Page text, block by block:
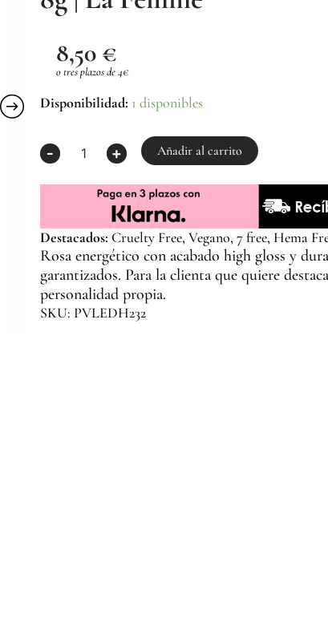
8,50 €
o tres plazos de 4€
Disponibilidad: 1 disponibles
-
Esmalte
H232
8g
cantidad
+ Añadir al carrito
Destacados: Cruelty Free, Vegano, 7 free, Hema
Rosa energético con acabado high gloss y
garantizados. Para la clienta que quiere
personalidad propia.
SKU: PVLEDH232